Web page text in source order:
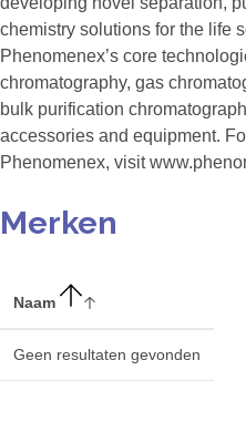
chemistry solutions for the life
Phenomenex’s core
chromatography, gas
bulk purification
accessories and equipment.
Phenomenex, visit
Merken
Naam
Geen resultaten gevonden